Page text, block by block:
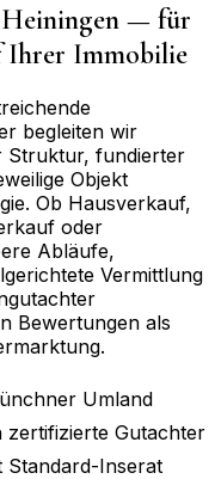
Heiningen — für
Ihrer Immobilie
begleiten wir
Struktur, fundierter
Objekt
Ob Hausverkauf,
oder
Abläufe,
Vermittlung
Bewertungen als
Umland
zertifizierte Gutachter
Standard-Inserat